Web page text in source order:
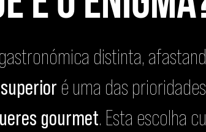
distinta,
é uma das
gourmet. Esta escolha